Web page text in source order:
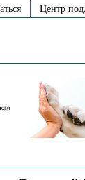
Центр